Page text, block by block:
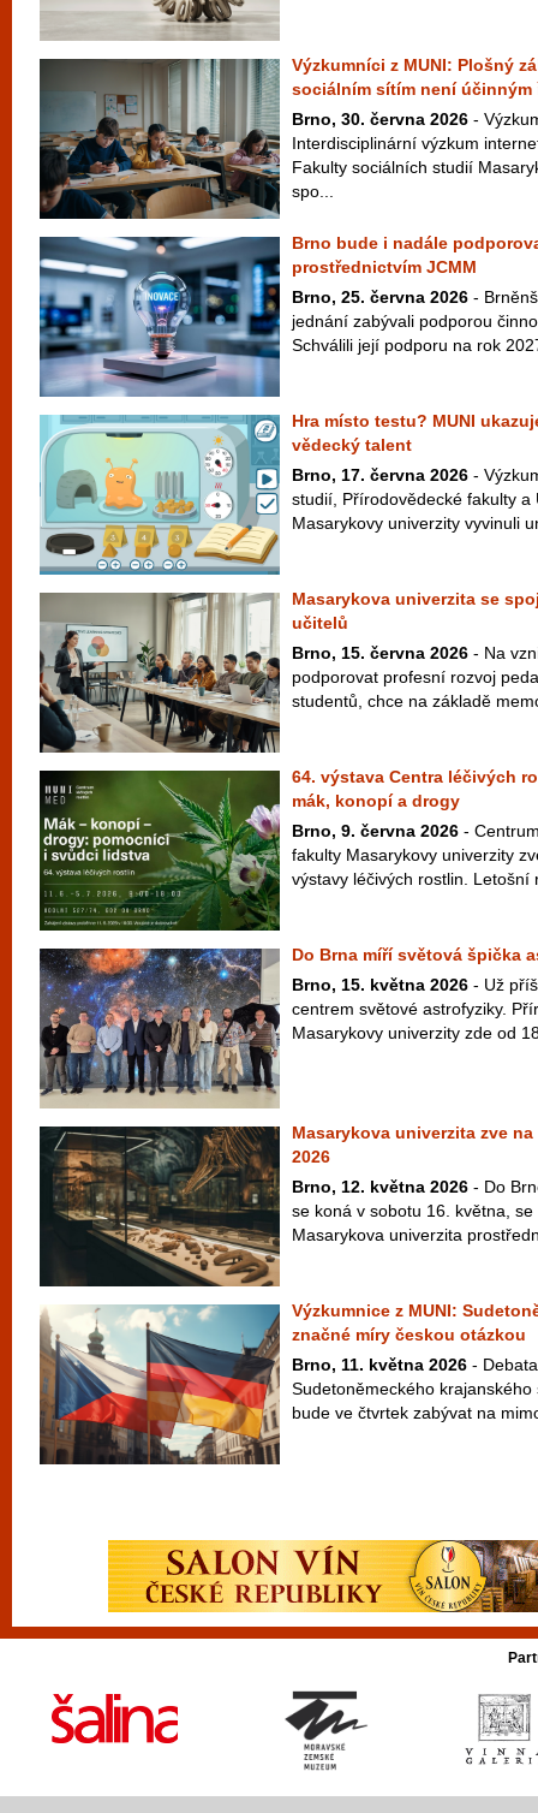
Výzkumníci z MUNI: Plošný
sociálním sítím není účinným
Brno, 30. června 2026 -
Interdisciplinární výzkum
Fakulty sociálních studií
spo...
Brno bude i nadále
prostřednictvím JCMM
Brno, 25. června 2026 -
jednání zabývali podporou
Schválili její podporu na rok
Hra místo testu? MUNI
vědecký talent
Brno, 17. června 2026 -
studií, Přírodovědecké fakulty a
Masarykovy univerzity vyvinuli
Masarykova univerzita se
učitelů
Brno, 15. června 2026 - Na
podporovat profesní rozvoj
studentů, chce na základě
64. výstava Centra léčivých
mák, konopí a drogy
Brno, 9. června 2026 -
fakulty Masarykovy univerzity
výstavy léčivých rostlin. Letošní
Do Brna míří světová špička
Brno, 15. května 2026 - Už
centrem světové astrofyziky.
Masarykovy univerzity zde od
Masarykova univerzita zve
2026
Brno, 12. května 2026 - Do
se koná v sobotu 16. května,
Masarykova univerzita
Výzkumnice z MUNI:
značné míry českou otázkou
Brno, 11. května 2026 -
Sudetoněmeckého
bude ve čtvrtek zabývat na